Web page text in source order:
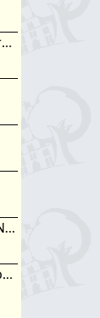
Bundeswettbewerb Fremdsprachen
Brücken schlagen - UNESCO Projekttag 2026
Abios Amigos -alles Spanisch oder was